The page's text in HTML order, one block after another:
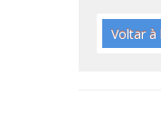
Voltar à